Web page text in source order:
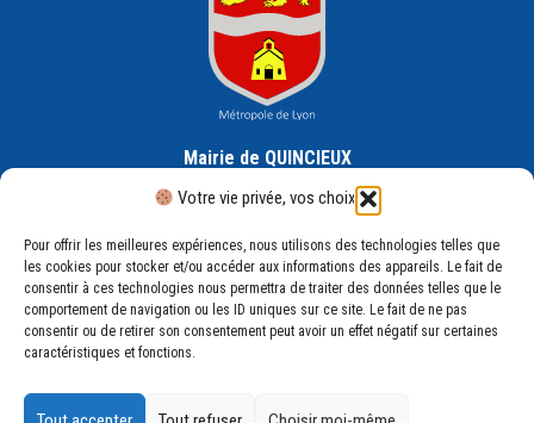
Votre vie privée, vos choix
Pour offrir les meilleures expériences, nous utilisons des technologies telles que
les cookies pour stocker et/ou accéder aux informations des appareils. Le fait de
consentir à ces technologies nous permettra de traiter des données telles que le
comportement de navigation ou les ID uniques sur ce site. Le fait de ne pas
consentir ou de retirer son consentement peut avoir un effet négatif sur certaines
caractéristiques et fonctions.
Mairie de QUINCIEUX
30 Rue de la République, 69650 Quincieux
Mentions légales